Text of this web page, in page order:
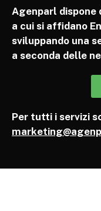
Agenparl
a cui si affidano
sviluppando una
a seconda delle
Per tutti i servizi